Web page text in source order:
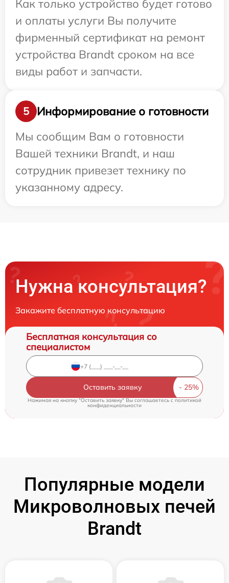
Как только устройство будет готово
и оплаты услуги Вы получите
фирменный сертификат на ремонт
устройства Brandt сроком на все
виды работ и запчасти.
5
Информирование о готовности
Мы сообщим Вам о готовности
Вашей техники Brandt, и наш
сотрудник привезет технику по
указанному адресу.
Нужна консультация?
Закажите бесплатную консультацию
Бесплатная консультация со
специалистом
Оставить заявку
Нажимая на кнопку "Оставить заявку" Вы соглашаетесь c политикой
конфиденциальности
Популярные модели
Микроволновых печей
Brandt